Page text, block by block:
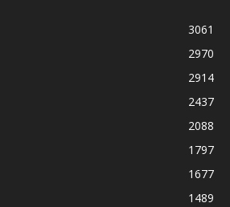
3061
2970
2914
2437
2088
1797
1677
1489